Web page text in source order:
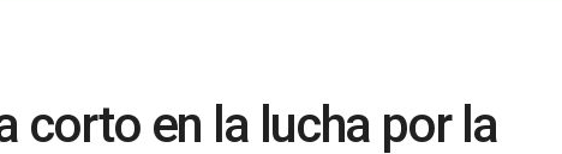
corto en la lucha por la